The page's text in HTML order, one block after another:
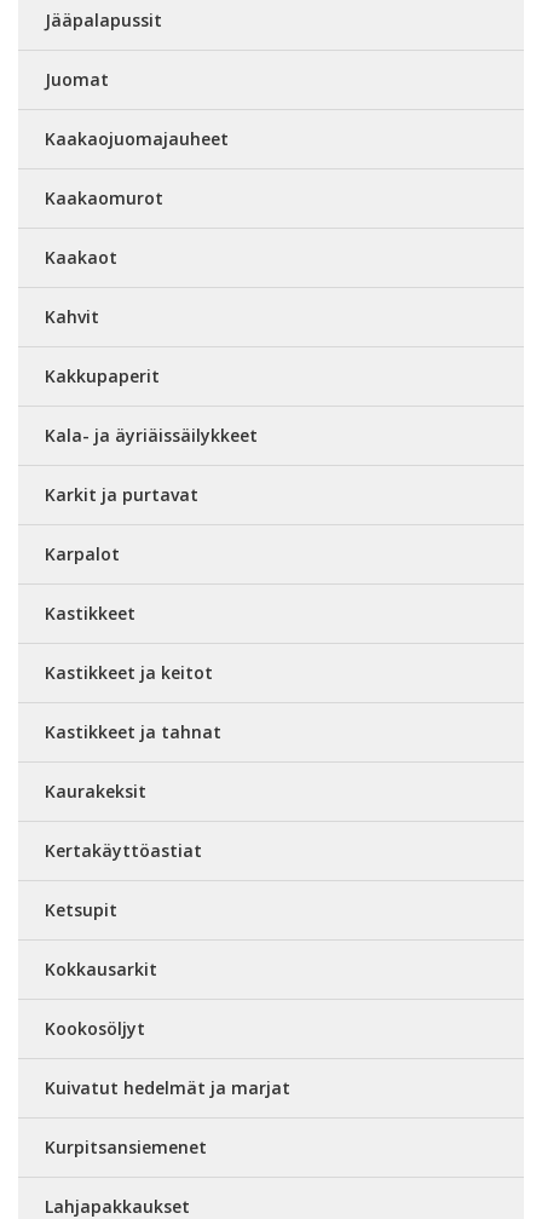
Jääpalapussit
Juomat
Kaakaojuomajauheet
Kaakaomurot
Kaakaot
Kahvit
Kakkupaperit
Kala- ja äyriäissäilykkeet
Karkit ja purtavat
Karpalot
Kastikkeet
Kastikkeet ja keitot
Kastikkeet ja tahnat
Kaurakeksit
Kertakäyttöastiat
Ketsupit
Kokkausarkit
Kookosöljyt
Kuivatut hedelmät ja marjat
Kurpitsansiemenet
Lahjapakkaukset